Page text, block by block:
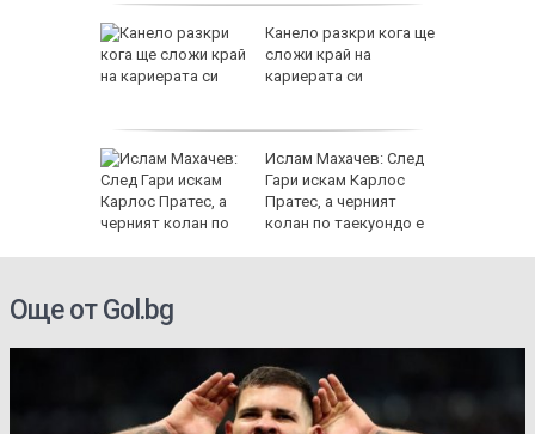
Канело разкри кога ще
сложи край на
кариерата си
Ислам Махачев: След
Гари искам Карлос
Пратес, а черният
колан по таекуондо е
Още от Gol.bg